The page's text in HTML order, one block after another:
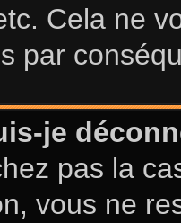
Cela ne
par
je
pas la
vous ne